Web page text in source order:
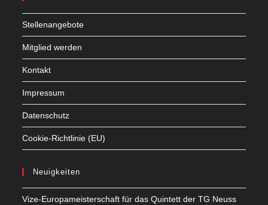
Stellenangebote
Mitglied werden
Kontakt
Impressum
Datenschutz
Cookie-Richtlinie (EU)
Neuigkeiten
Vize-Europameisterschaft für das Quintett der TG Neuss